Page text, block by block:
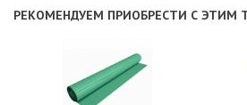
РЕКОМЕНДУЕМ ПРИОБРЕСТИ С ЭТИМ